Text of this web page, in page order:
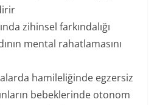
zihinsel farkındalığı
mental rahatlamasını
hamileliğinde egzersiz
bebeklerinde otonom